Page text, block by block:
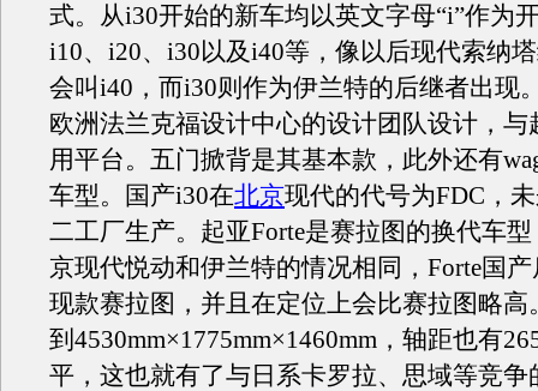
式。从i30开始的新车均以英文字母“i”作为
i10、i20、i30以及i40等，像以后现代索纳
会叫i40，而i30则作为伊兰特的后继者出现
欧洲法兰克福设计中心的设计团队设计，与
用平台。五门掀背是其基本款，此外还有
车型。国产i30在北京现代的代号为FDC，
二工厂生产。起亚Forte是赛拉图的换代车
京现代悦动和伊兰特的情况相同，Forte国
现款赛拉图，并且在定位上会比赛拉图略高
到4530mm×1775mm×1460mm，轴距也有
平，这也就有了与日系卡罗拉、思域等竞争